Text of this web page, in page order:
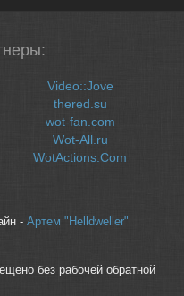
Video::Jove
thered.su
wot-fan.com
Wot-All.ru
WotActions.Com
- Артем "Helldweller"
без рабочей обратной